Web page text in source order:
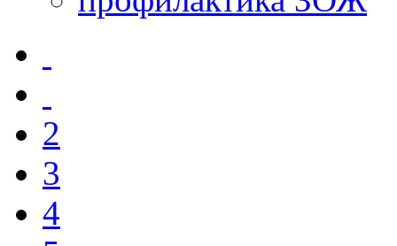
2
3
4